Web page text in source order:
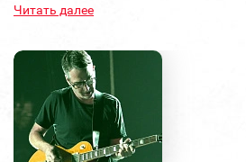
Читать далее